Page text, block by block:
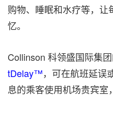
购物、睡眠和水疗等，
忆。
Collinson 科领盛国际集
tDelay™，可在航班延误
息的乘客使用机场贵宾室